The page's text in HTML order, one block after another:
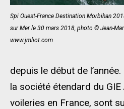
Spi Ouest-France Destination Morbihan
sur Mer le 30 mars 2018, photo © Jean-
www.jmliot.com
depuis le début de
la société étendard du
voileries en France, sont